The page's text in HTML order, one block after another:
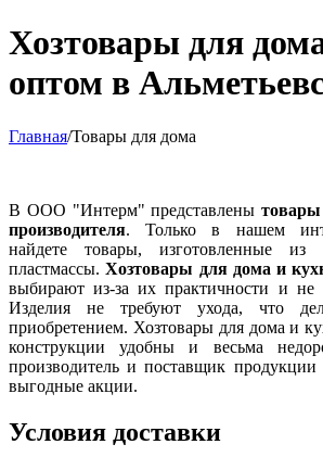
Хозтовары для
оптом в
Главная/Товары для дома
В ООО "Интерм" представлены
производителя. Только в нашем
найдете товары, изготовленные из
пластмассы.Хозтовары для дома и
выбирают из-за их практичности и не
Изделия не требуют ухода, что
приобретением. Хозтовары для дома и
конструкции удобны и весьма
производитель и поставщик продукции
выгодные акции.
Условия доставки